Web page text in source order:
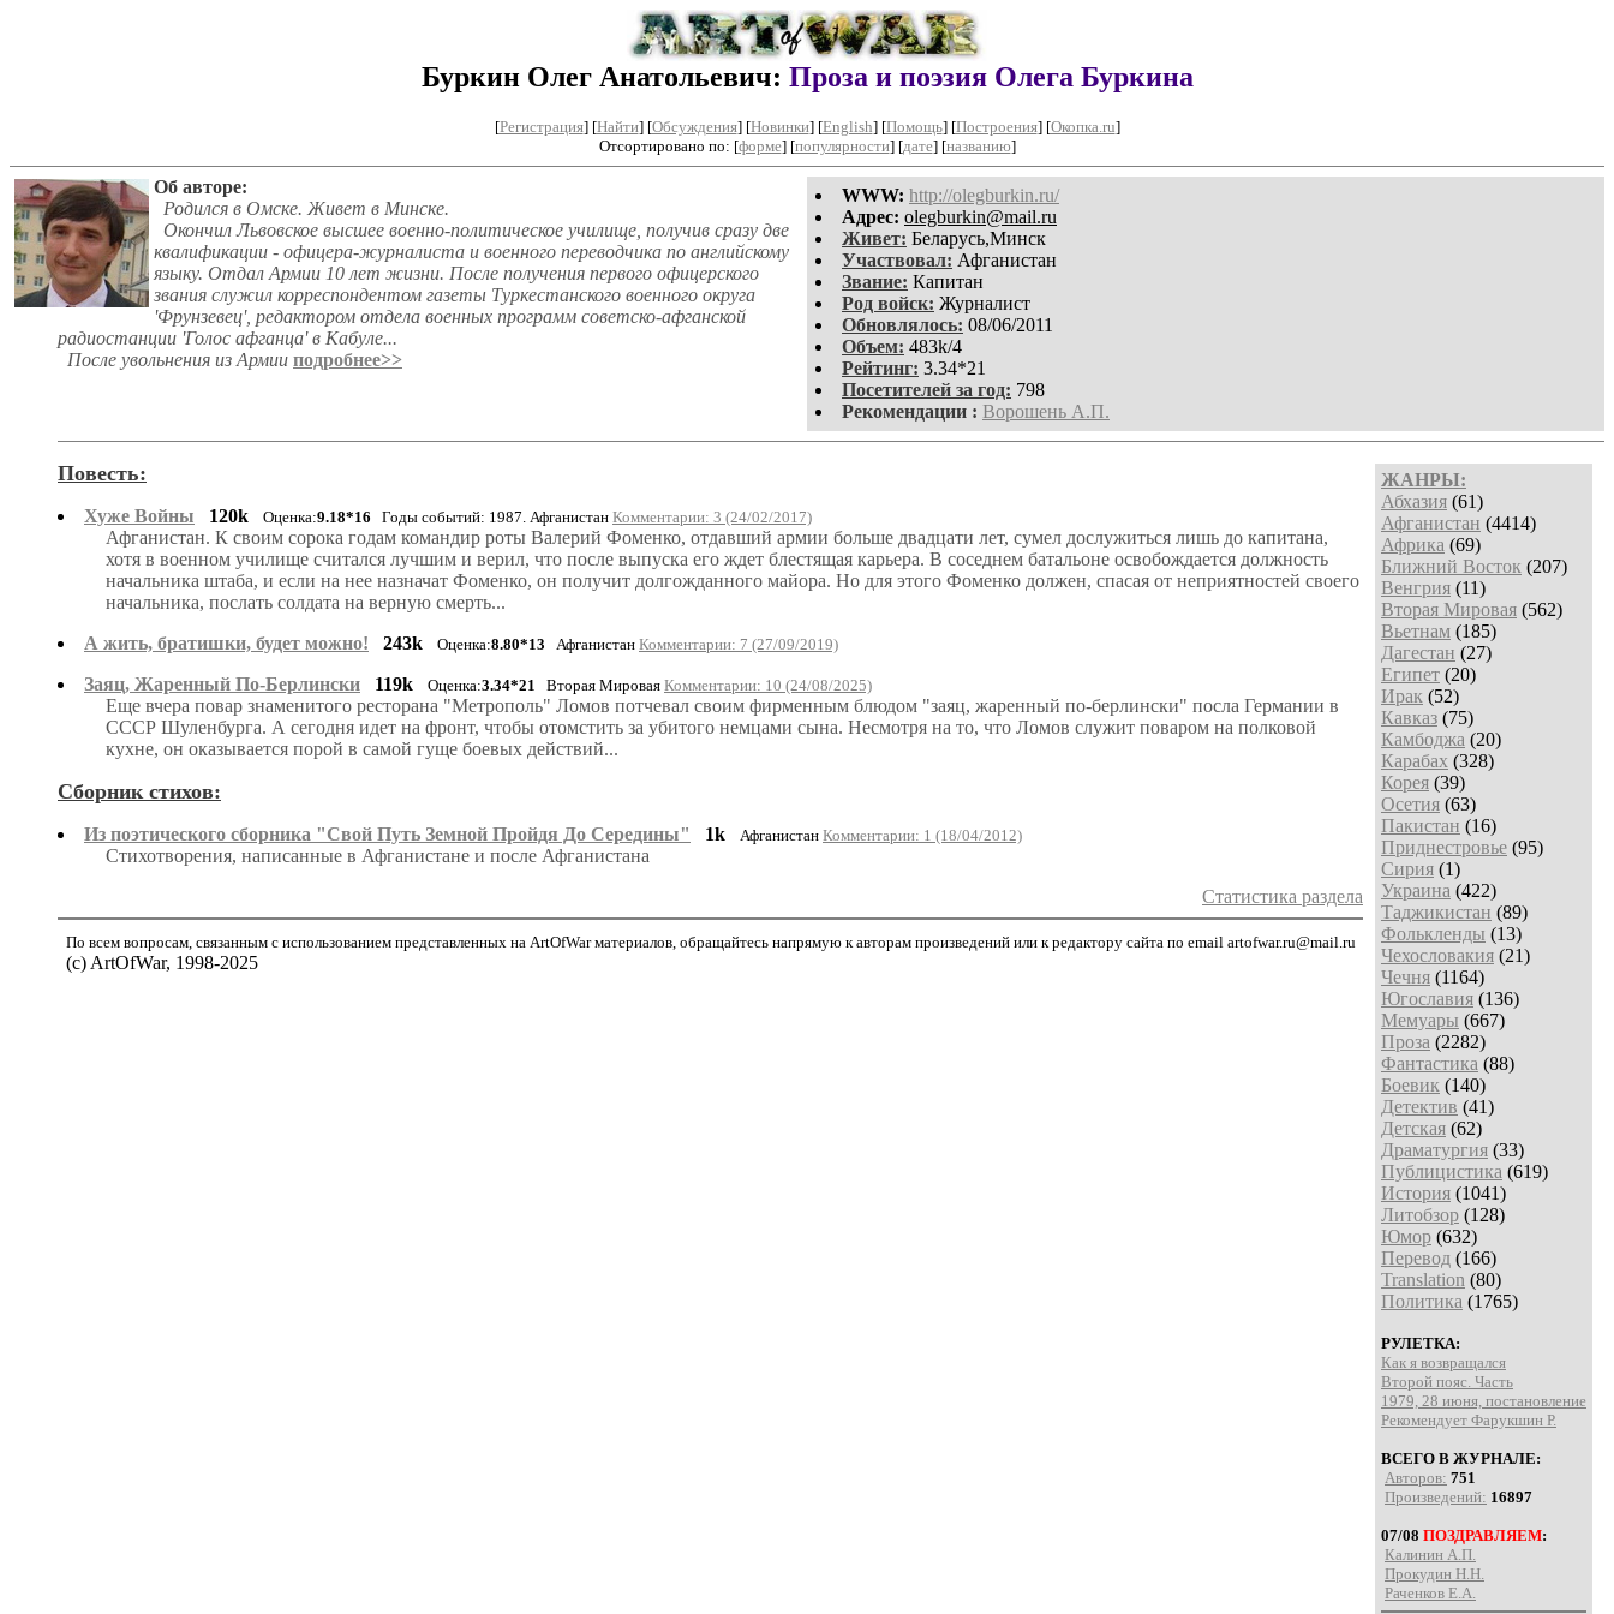
Буркин Олег Анатольевич: Проза и поэзия Олега Буркина
[Регистрация] [Найти] [Обсуждения] [Новинки] [English] [Помощь] [Построения] [Окопка.ru]
Отсортировано по: [форме] [популярности] [дате] [названию]
WWW: http://olegburkin.ru/
Aдpeс: olegburkin@mail.ru
Живет: Беларусь,Минск
Участвовал: Афганистан
Звание: Капитан
Род войск: Журналист
Обновлялось: 08/06/2011
Объем: 483k/4
Рейтинг: 3.34*21
Посетителей за год: 798
Рекомендации : Ворошень А.П.
Об авторе:
Родился в Омске. Живет в Минске.
Окончил Львовское высшее военно-политическое училище, получив сразу две
квалификации - офицера-журналиста и военного переводчика по английскому
языку. Отдал Армии 10 лет жизни. После получения первого офицерского
звания служил корреспондентом газеты Туркестанского военного округа
'Фрунзевец', редактором отдела военных программ советско-афганской
радиостанции 'Голос афганца' в Кабуле...
После увольнения из Армии подробнее>>
ЖАНРЫ:
Абхазия (61)
Афганистан (4414)
Африка (69)
Ближний Восток (207)
Венгрия (11)
Вторая Мировая (562)
Вьетнам (185)
Дагестан (27)
Египет (20)
Ирак (52)
Кавказ (75)
Камбоджа (20)
Карабах (328)
Корея (39)
Осетия (63)
Пакистан (16)
Приднестровье (95)
Сирия (1)
Украина (422)
Таджикистан (89)
Фолькленды (13)
Чехословакия (21)
Чечня (1164)
Югославия (136)
Мемуары (667)
Проза (2282)
Фантастика (88)
Боевик (140)
Детектив (41)
Детская (62)
Драматургия (33)
Публицистика (619)
История (1041)
Литобзор (128)
Юмор (632)
Перевод (166)
Translation (80)
Политика (1765)
РУЛЕТКА:
Как я возвращался
Второй пояс. Часть
1979, 28 июня, постановление
Рекомендует Фарукшин Р.
ВСЕГО В ЖУРНАЛЕ:
Авторов: 751
Произведений: 16897
07/08 ПОЗДРАВЛЯЕМ:
Калинин А.П.
Прокудин Н.Н.
Раченков Е.А.
Повесть:
Хуже Войны 120k Оценка:9.18*16 Годы событий: 1987. Афганистан Комментарии: 3 (24/02/2017)
Афганистан. К своим сорока годам командир роты Валерий Фоменко, отдавший армии больше двадцати лет, сумел дослужиться лишь до капитана,
хотя в военном училище считался лучшим и верил, что после выпуска его ждет блестящая карьера. В соседнем батальоне освобождается должность
начальника штаба, и если на нее назначат Фоменко, он получит долгожданного майора. Но для этого Фоменко должен, спасая от неприятностей своего
начальника, послать солдата на верную смерть...
А жить, братишки, будет можно!
243k Оценка:8.80*13 Афганистан Комментарии: 7 (27/09/2019)
Заяц, Жаренный По-Берлински 119k Оценка:3.34*21 Вторая Мировая Комментарии: 10 (24/08/2025)
Еще вчера повар знаменитого ресторана "Метрополь" Ломов потчевал своим фирменным блюдом "заяц, жаренный по-берлински" посла Германии в
СССР Шуленбурга. А сегодня идет на фронт, чтобы отомстить за убитого немцами сына. Несмотря на то, что Ломов служит поваром на полковой
кухне, он оказывается порой в самой гуще боевых действий...
Сборник стихов:
Из поэтического сборника "Свой Путь Земной Пройдя До Середины" 1k Афганистан Комментарии: 1 (18/04/2012)
Стихотворения, написанные в Афганистане и после Афганистана
Статистика раздела
По всем вопросам, связанным с использованием представленных на ArtOfWar материалов, обращайтесь напрямую к авторам произведений или к редактору сайта по email artofwar.ru@mail.ru
(с) ArtOfWar, 1998-2025